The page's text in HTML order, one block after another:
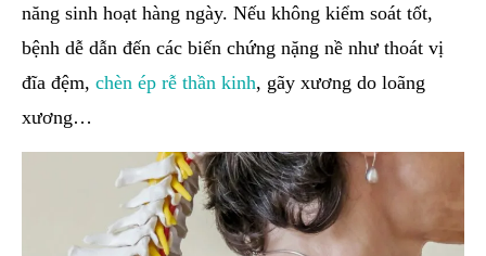
năng sinh hoạt hàng ngày. Nếu không kiểm soát tốt,
bệnh dễ dẫn đến các biến chứng nặng nề như thoát vị
đĩa đệm, chèn ép rễ thần kinh, gãy xương do loãng
xương…